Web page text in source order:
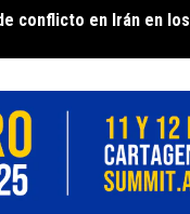
conflicto en Irán en los
al desarrollo del sector